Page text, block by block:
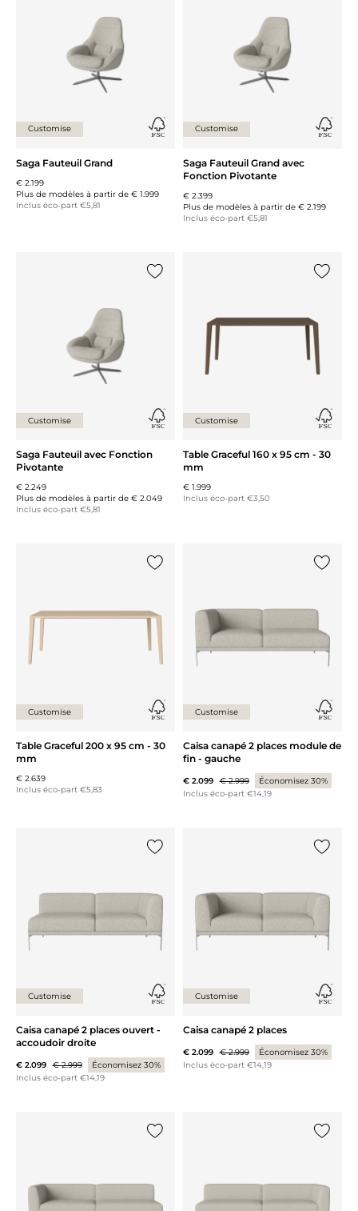
Customise
Saga Fauteuil Grand
€ 2.199
Plus de modèles à partir de € 1.999
Inclus éco-part €5,81
Customise
Saga Fauteuil Grand avec
Fonction Pivotante
€ 2.399
Plus de modèles à partir de € 2.199
Inclus éco-part €5,81
Customise
Saga Fauteuil avec Fonction
Pivotante
€ 2.249
Plus de modèles à partir de € 2.049
Inclus éco-part €5,81
Customise
Table Graceful 160 x 95 cm - 30
mm
€ 1.999
Inclus éco-part €3,50
Customise
Table Graceful 200 x 95 cm - 30
mm
€ 2.639
Inclus éco-part €5,83
Customise
Caisa canapé 2 places module de
fin - gauche
€ 2.099 € 2.999
Économisez 30%
Inclus éco-part €14,19
Customise
Caisa canapé 2 places ouvert -
accoudoir droite
€ 2.099 € 2.999
Économisez 30%
Inclus éco-part €14,19
Customise
Caisa canapé 2 places
€ 2.099 € 2.999
Économisez 30%
Inclus éco-part €14,19